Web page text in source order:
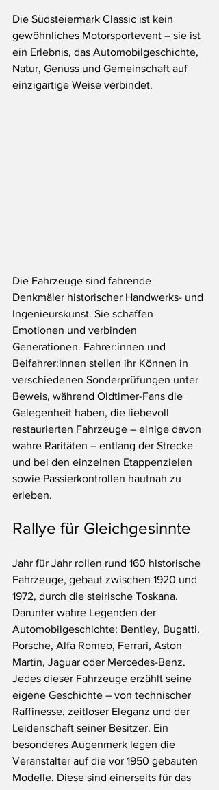
Die Südsteiermark Classic ist kein
gewöhnliches Motorsportevent – sie ist
ein Erlebnis, das Automobilgeschichte,
Natur, Genuss und Gemeinschaft auf
einzigartige Weise verbindet.
Die Fahrzeuge sind fahrende
Denkmäler historischer Handwerks- und
Ingenieurskunst. Sie schaffen
Emotionen und verbinden
Generationen. Fahrer:innen und
Beifahrer:innen stellen ihr Können in
verschiedenen Sonderprüfungen unter
Beweis, während Oldtimer-Fans die
Gelegenheit haben, die liebevoll
restaurierten Fahrzeuge – einige davon
wahre Raritäten – entlang der Strecke
und bei den einzelnen Etappenzielen
sowie Passierkontrollen hautnah zu
erleben. ​
Rallye für Gleichgesinnte
Jahr für Jahr rollen rund 160 historische
Fahrzeuge, gebaut zwischen 1920 und
1972, durch die steirische Toskana.
Darunter wahre Legenden der
Automobilgeschichte: Bentley, Bugatti,
Porsche, Alfa Romeo, Ferrari, Aston
Martin, Jaguar oder Mercedes-Benz.
Jedes dieser Fahrzeuge erzählt seine
eigene Geschichte – von technischer
Raffinesse, zeitloser Eleganz und der
Leidenschaft seiner Besitzer. Ein
besonderes Augenmerk legen die
Veranstalter auf die vor 1950 gebauten
Modelle. Diese sind einerseits für das